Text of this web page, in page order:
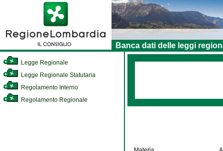
Banca dati delle leggi
Legge Regionale
Legge Regionale Statutaria
Regolamento Interno
Regolamento Regionale